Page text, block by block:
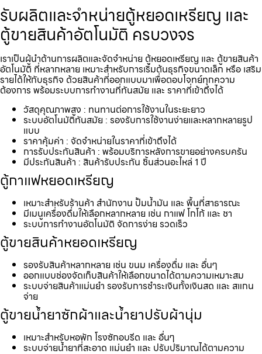
รับผลิตและจำหน่ายตู้หยอดเหรียญ และ
ตู้ขายสินค้าอัตโนมัติ ครบวงจร
เราเป็นผู้นำด้านการผลิตและจัดจำหน่าย ตู้หยอดเหรียญ และ ตู้ขายสินค้า
อัตโนมัติ ที่หลากหลาย เหมาะสำหรับการเริ่มต้นธุรกิจขนาดเล็ก หรือ เสริม
รายได้ให้กับธุรกิจ ด้วยสินค้าที่ออกแบบมาเพื่อตอบโจทย์ทุกความ
ต้องการ พร้อมระบบการทำงานที่ทันสมัย และ ราคาที่เข้าถึงได้
วัสดุคุณภาพสูง : ทนทานต่อการใช้งานในระยะยาว
ระบบอัตโนมัติทันสมัย : รองรับการใช้งานง่ายและหลากหลายรูป
แบบ
ราคาคุ้มค่า : จัดจำหน่ายในราคาที่เข้าถึงได้
การรับประกันสินค้า : พร้อมบริการหลังการขายอย่างครบครัน
มีประกันสินค้า : สินค้ารับประกัน ชิ้นส่วนอะไหล่ 1 ปี
ตู้กาแฟหยอดเหรียญ
เหมาะสำหรับร้านค้า สำนักงาน ปั้มน้ำมัน และ พื้นที่สาธารณะ
มีเมนูเครื่องดื่มให้เลือกหลากหลาย เช่น กาแฟ โกโก้ และ ชา
ระบบการทำงานอัตโนมัติ จัดการง่าย รวดเร็ว
ตู้ขายสินค้าหยอดเหรียญ
รองรับสินค้าหลากหลาย เช่น ขนม เครื่องดื่ม และ อื่นๆ
ออกแบบช่องจัดเก็บสินค้าให้เลือกขนาดได้ตามความเหมาะสม
ระบบจ่ายสินค้าแม่นยำ รองรับการชำระเงินทั้งเงินสด และ สแกน
จ่าย
ตู้ขายน้ำยาซักผ้าและน้ำยาปรับผ้านุ่ม
เหมาะสำหรับหอพัก โรงซักอบรีด และ อื่นๆ
ระบบจ่ายน้ำยาที่สะอาด แม่นยำ และ ปรับปริมาณได้ตามความ